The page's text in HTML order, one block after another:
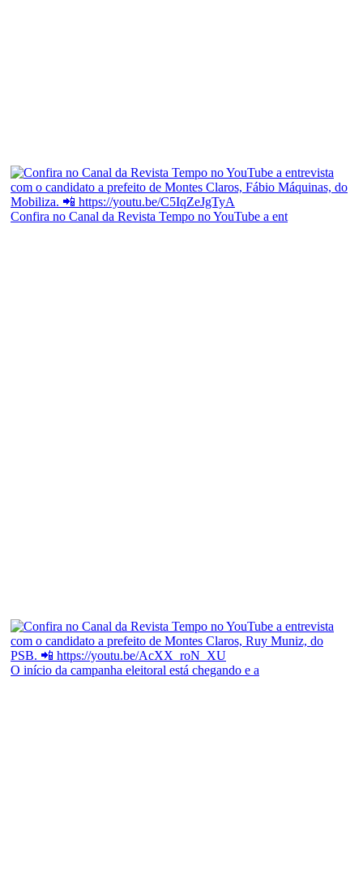
Confira no Canal da Revista Tempo no YouTube a ent
O início da campanha eleitoral está chegando e a